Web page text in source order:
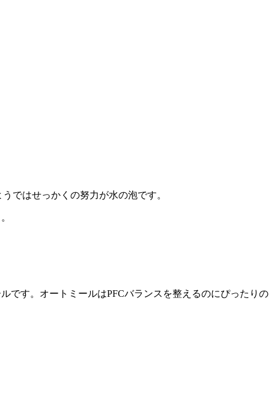
ではせっかくの努力が水の泡です。
です。オートミールはPFCバランスを整えるのにぴったりの